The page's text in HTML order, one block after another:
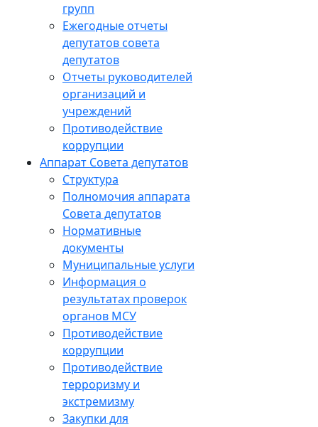
групп
Ежегодные отчеты
депутатов совета
депутатов
Отчеты руководителей
организаций и
учреждений
Противодействие
коррупции
Аппарат Совета депутатов
Структура
Полномочия аппарата
Совета депутатов
Нормативные
документы
Муниципальные услуги
Информация о
результатах проверок
органов МСУ
Противодействие
коррупции
Противодействие
терроризму и
экстремизму
Закупки для